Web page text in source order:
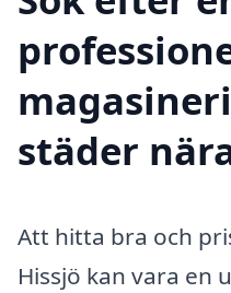
städer
Att hitta bra och
Hissjö kan vara en